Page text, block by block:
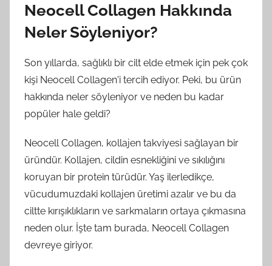
Neocell Collagen Hakkında
Neler Söyleniyor?
Son yıllarda, sağlıklı bir cilt elde etmek için pek çok
kişi Neocell Collagen'i tercih ediyor. Peki, bu ürün
hakkında neler söyleniyor ve neden bu kadar
popüler hale geldi?
Neocell Collagen, kollajen takviyesi sağlayan bir
üründür. Kollajen, cildin esnekliğini ve sıkılığını
koruyan bir protein türüdür. Yaş ilerledikçe,
vücudumuzdaki kollajen üretimi azalır ve bu da
ciltte kırışıklıkların ve sarkmaların ortaya çıkmasına
neden olur. İşte tam burada, Neocell Collagen
devreye giriyor.